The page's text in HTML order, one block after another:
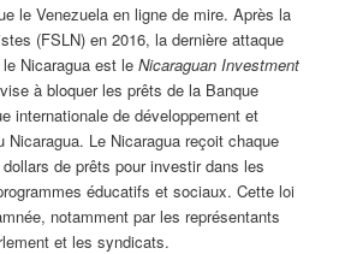
le Venezuela en ligne de mire. Après la
(FSLN) en 2016, la dernière attaque
Nicaragua est leNicaraguan Investment
à bloquer les prêts de la Banque
internationale de développement et
Nicaragua. Le Nicaragua reçoit chaque
de prêts pour investir dans les
éducatifs et sociaux. Cette loi
notamment par les représentants
et les syndicats.